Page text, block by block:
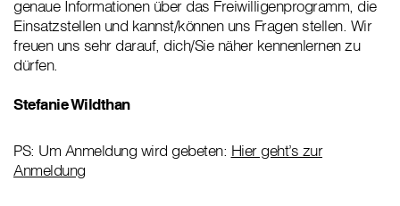
genaue Informationen über das Freiwilligenprogramm, die
Einsatzstellen und kannst/können uns Fragen stellen. Wir
freuen uns sehr darauf, dich/Sie näher kennenlernen zu
dürfen.
Stefanie Wildthan
PS: Um Anmeldung wird gebeten: Hier geht’s zur
Anmeldung